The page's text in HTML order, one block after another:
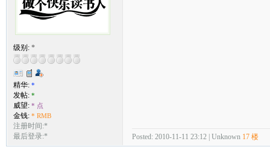
级别: *
精华: *
发帖: *
威望: * 点
金钱: * RMB
注册时间:*
最后登录:*
Posted: 2010-11-11 23:12 | Unknown 17 楼